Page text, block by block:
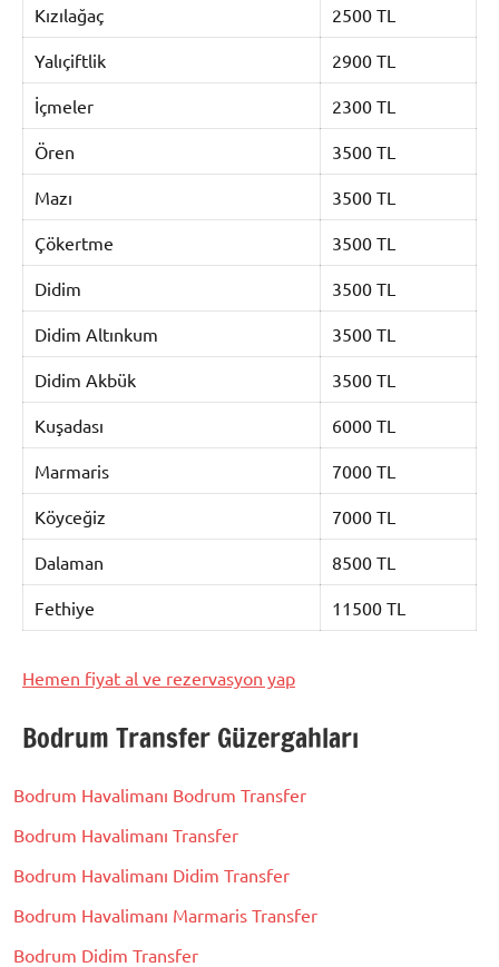
Kızılağaç 2500 TL
Yalıçiftlik 2900 TL
İçmeler 2300 TL
Ören 3500 TL
Mazı 3500 TL
Çökertme 3500 TL
Didim 3500 TL
Didim Altınkum 3500 TL
Didim Akbük 3500 TL
Kuşadası 6000 TL
Marmaris 7000 TL
Köyceğiz 7000 TL
Dalaman 8500 TL
Fethiye 11500 TL
Hemen fiyat al ve rezervasyon yap
Bodrum Transfer Güzergahları
Bodrum Havalimanı Bodrum Transfer
Bodrum Havalimanı Transfer
Bodrum Havalimanı Didim Transfer
Bodrum Havalimanı Marmaris Transfer
Bodrum Didim Transfer